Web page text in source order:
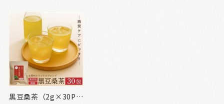
黒豆桑茶（2g×30P）